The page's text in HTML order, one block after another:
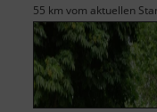
55 km vom aktuellen